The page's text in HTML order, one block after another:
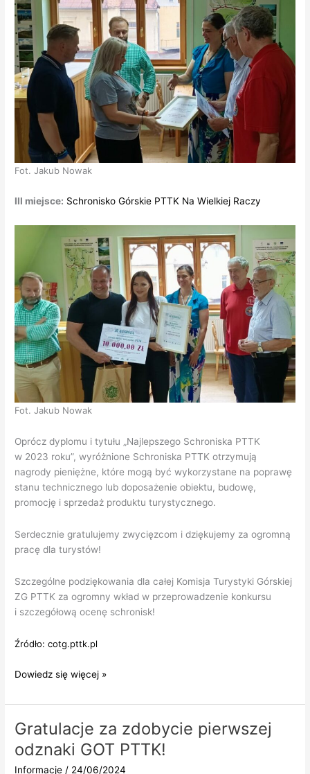
Fot. Jakub Nowak
III miejsce: Schronisko Górskie PTTK Na Wielkiej Raczy
Fot. Jakub Nowak
Oprócz dyplomu i tytułu „Najlepszego Schroniska PTTK
w 2023 roku”, wyróżnione Schroniska PTTK otrzymują
nagrody pieniężne, które mogą być wykorzystane na poprawę
stanu technicznego lub doposażenie obiektu, budowę,
promocję i sprzedaż produktu turystycznego.
Serdecznie gratulujemy zwycięzcom i dziękujemy za ogromną
pracę dla turystów!
Szczególne podziękowania dla całej Komisja Turystyki Górskiej
ZG PTTK za ogromny wkład w przeprowadzenie konkursu
i szczegółową ocenę schronisk!
Źródło: cotg.pttk.pl
Wręczenie
w Konkursie
na najlepszy
górski
obiekt
noclegowy
Dowiedz się więcej »
Gratulacje za zdobycie pierwszej
odznaki GOT PTTK!
Informacje / 24/06/2024